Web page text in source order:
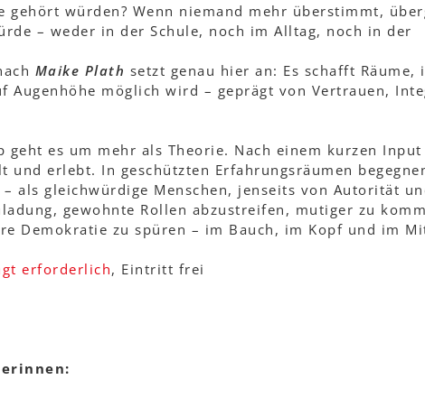
gehört würden? Wenn niemand mehr überstimmt,
– weder in der Schule, noch im Alltag, noch in der
Maike Plath setzt genau hier an: Es schafft Räume,
Augenhöhe möglich wird – geprägt von Vertrauen,
geht es um mehr als Theorie. Nach einem kurzen
und erlebt. In geschützten Erfahrungsräumen
als gleichwürdige Menschen, jenseits von Autorität
gewohnte Rollen abzustreifen, mutiger zu
Demokratie zu spüren – im Bauch, im Kopf und im
erforderlich, Eintritt frei